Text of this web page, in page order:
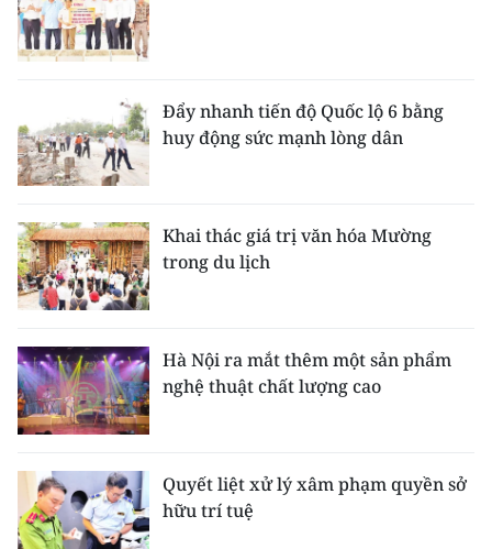
Đẩy nhanh tiến độ Quốc lộ 6 bằng
huy động sức mạnh lòng dân
Khai thác giá trị văn hóa Mường
trong du lịch
Hà Nội ra mắt thêm một sản phẩm
nghệ thuật chất lượng cao
Quyết liệt xử lý xâm phạm quyền sở
hữu trí tuệ